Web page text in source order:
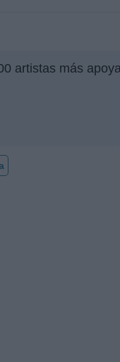
artistas más